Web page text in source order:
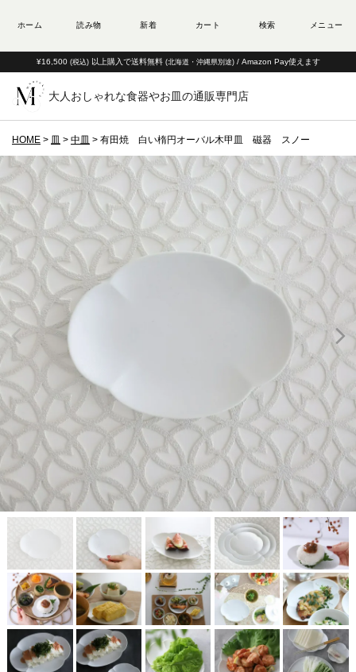
¥16,500 (税込) 以上購入で送料無料 (北海道・沖縄県別途) / Amazon Pay使えます
大人おしゃれな食器やお皿の通販専門店
HOME 皿 中皿 有田焼 白い楕円オーバル木甲皿 磁器 スノー